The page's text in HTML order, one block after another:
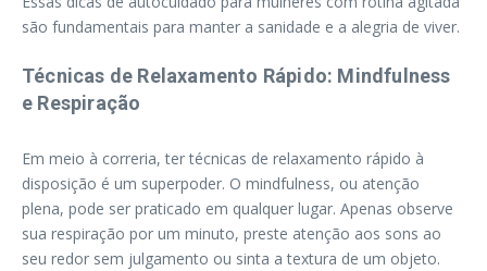
são fundamentais para manter a sanidade e a alegria de viver.
Técnicas de Relaxamento Rápido: Mindfulness
e Respiração
Em meio à correria, ter técnicas de relaxamento rápido à
disposição é um superpoder. O mindfulness, ou atenção
plena, pode ser praticado em qualquer lugar. Apenas observe
sua respiração por um minuto, preste atenção aos sons ao
seu redor sem julgamento ou sinta a textura de um objeto.